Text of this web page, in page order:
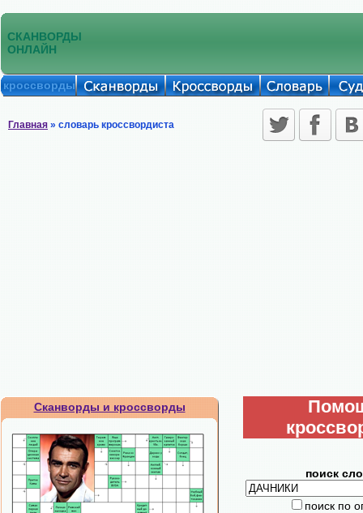
СКАНВОРДЫ
ОНЛАЙН
кроссворды
Главная » словарь кроссвордиста
Сканворды и кроссворды
поиск
поиск по